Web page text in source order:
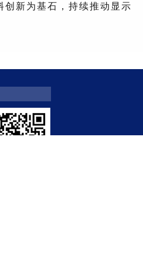
创新为基石，持续推动显示